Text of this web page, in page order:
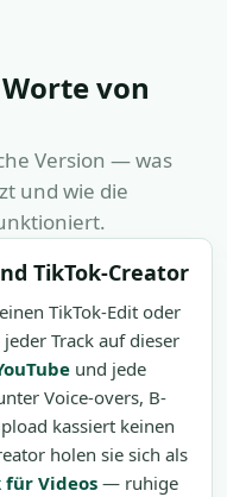
von
Version — was
und wie die
TikTok-Creator
TikTok-Edit oder
Track auf dieser
und jede
Voice-overs, B-
kassiert keinen
holen sie sich als
Videos — ruhige